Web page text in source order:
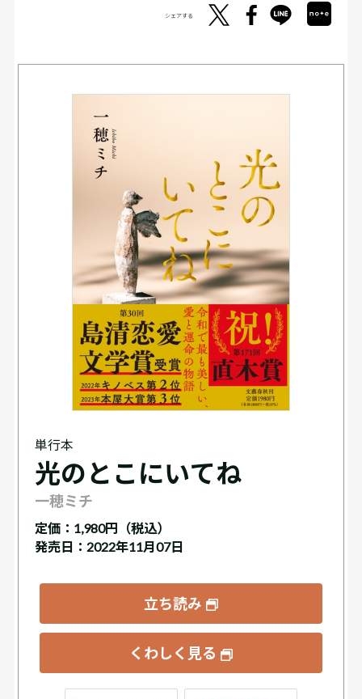
シェアする
単行本
光のとこにいてね
一穂ミチ
定価： 1,980円（税込）
発売日：2022年11月07日
立ち読み
くわしく見る